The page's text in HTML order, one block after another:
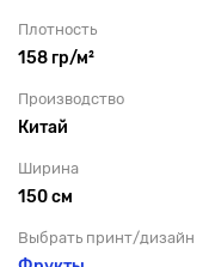
Плотность
158 гр/м²
Производство
Китай
Ширина
150 см
Выбрать принт/дизайн